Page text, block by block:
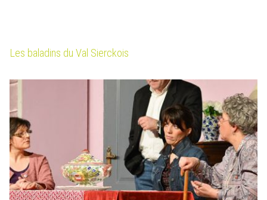
Les baladins du Val Sierckois